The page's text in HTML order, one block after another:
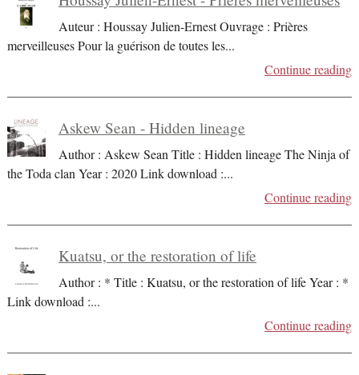
Auteur : Houssay Julien-Ernest Ouvrage : Prières
merveilleuses Pour la guérison de toutes les...
Continue reading
Askew Sean - Hidden lineage
Author : Askew Sean Title : Hidden lineage The Ninja of
the Toda clan Year : 2020 Link download :...
Continue reading
Kuatsu, or the restoration of life
Author : * Title : Kuatsu, or the restoration of life Year : *
Link download :...
Continue reading